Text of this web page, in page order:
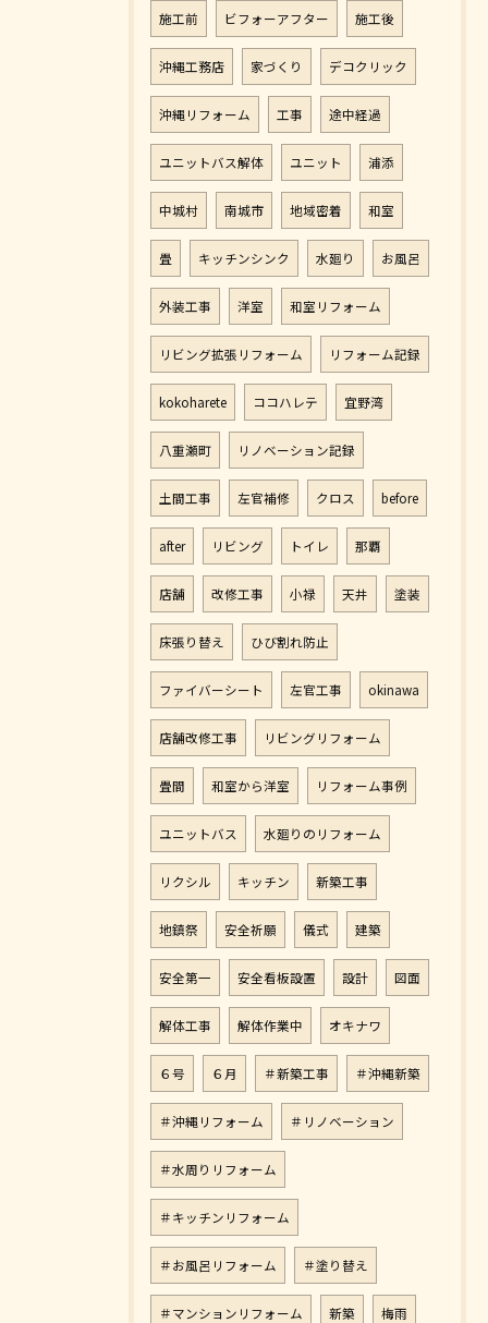
施工前 ビフォーアフター 施工後
沖縄工務店 家づくり デコクリック
沖縄リフォーム 工事 途中経過
ユニットバス解体 ユニット 浦添
中城村 南城市 地域密着 和室
畳 キッチンシンク 水廻り お風呂
外装工事 洋室 和室リフォーム
リビング拡張リフォーム リフォーム記録
kokoharete ココハレテ 宜野湾
八重瀬町 リノベーション記録
土間工事 左官補修 クロス before
after リビング トイレ 那覇
店舗 改修工事 小禄 天井 塗装
床張り替え ひび割れ防止
ファイバーシート 左官工事 okinawa
店舗改修工事 リビングリフォーム
畳間 和室から洋室 リフォーム事例
ユニットバス 水廻りのリフォーム
リクシル キッチン 新築工事
地鎮祭 安全祈願 儀式 建築
安全第一 安全看板設置 設計 図面
解体工事 解体作業中 オキナワ
６号 ６月 ＃新築工事 ＃沖縄新築
＃沖縄リフォーム ＃リノベーション
＃水周りリフォーム
＃キッチンリフォーム
＃お風呂リフォーム ＃塗り替え
＃マンションリフォーム 新築 梅雨